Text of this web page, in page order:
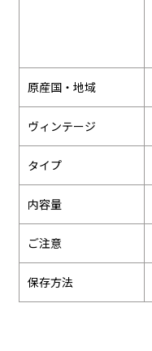
原産国・地域
ヴィンテージ
タイプ
内容量
ご注意
保存方法